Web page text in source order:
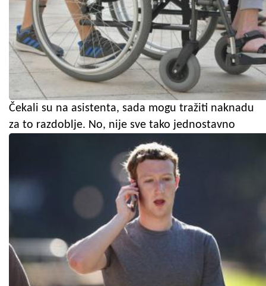
Čekali su na asistenta, sada mogu tražiti naknadu
za to razdoblje. No, nije sve tako jednostavno